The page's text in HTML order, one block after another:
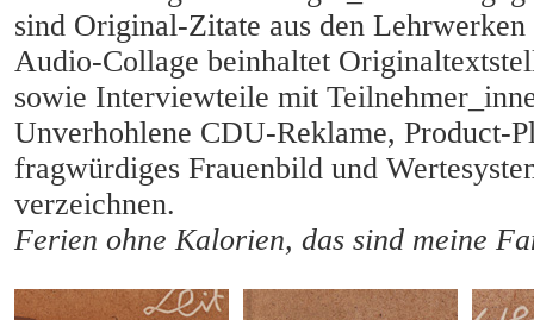
sind Original-Zitate aus den
Audio-Collage beinhaltet
sowie Interviewteile mit
Unverhohlene CDU-Reklame, Product-
fragwürdiges Frauenbild und
verzeichnen.
Ferien ohne Kalorien, das sind meine